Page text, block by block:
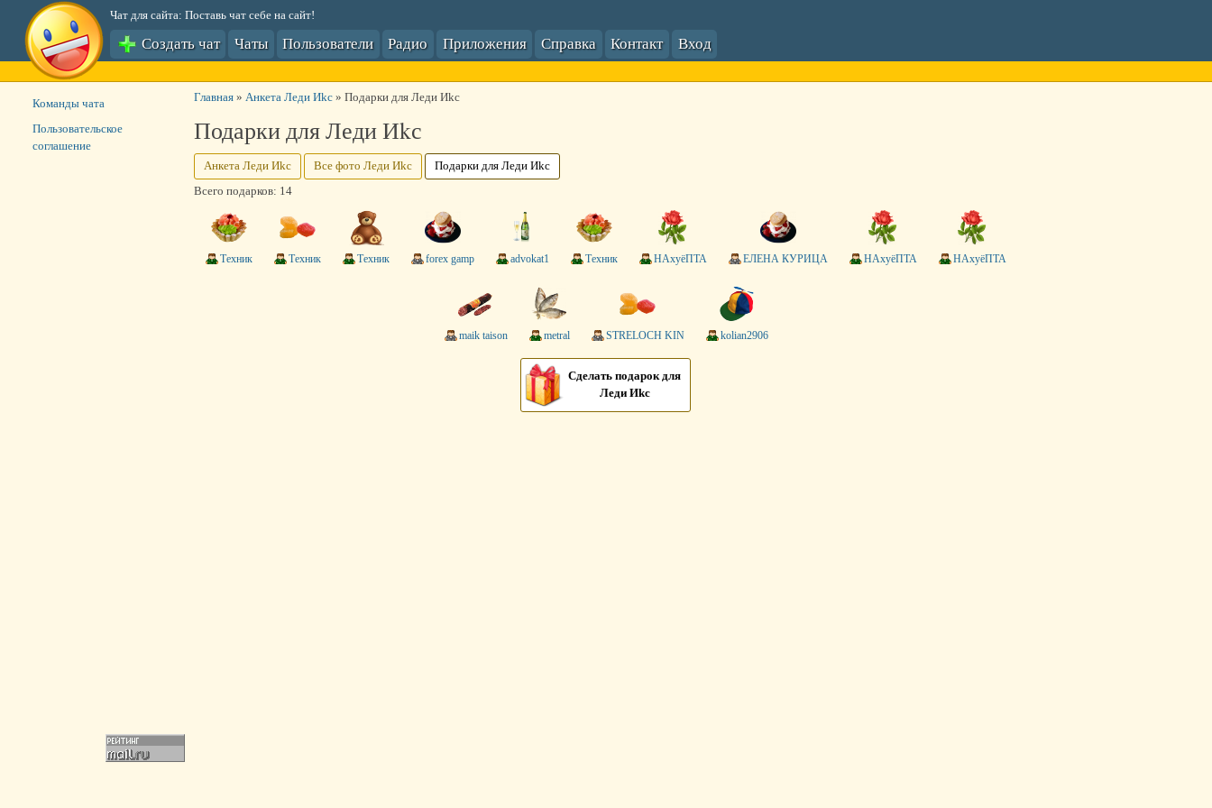
Чат для сайта: Поставь чат себе на сайт!
Создать чат Чаты Пользователи Радио Приложения Справка Контакт Вход
Главная» Анкета Леди Иkс» Подарки для Леди Иkс
Подарки для Леди Иkс
Анкета Леди Иkс Все фото Леди Иkс
Подарки для Леди Иkс
Всего подарков: 14
Техник Техник Техник forex gamp advokat1 Техник НАxуёПТА ЕЛЕНА КУРИЦА НАxуёПТА НАxуёПТА
maik taison metral STRELOCH KIN kolian2906
Сделать подарок для
Леди Иkс
Команды чата
Пользовательское
соглашение